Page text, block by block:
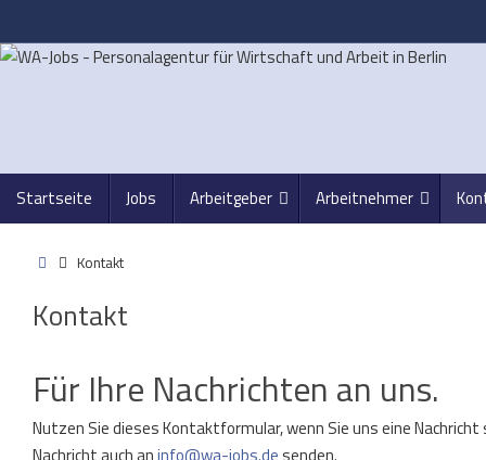
Inhalt
springen
Inhalt
springen
Startseite Jobs Arbeitgeber Arbeitnehmer
StartKontakt
Kontakt
Für Ihre Nachrichten an uns.
Nutzen Sie dieses Kontaktformular, wenn Sie uns eine